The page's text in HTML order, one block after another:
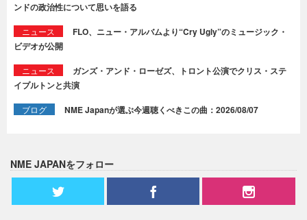
ンドの政治性について思いを語る
ニュース
FLO、ニュー・アルバムより“Cry Ugly”のミュージック・
ビデオが公開
ニュース
ガンズ・アンド・ローゼズ、トロント公演でクリス・ステ
イプルトンと共演
ブログ NME Japanが選ぶ今週聴くべきこの曲：2026/08/07
NME JAPANをフォロー